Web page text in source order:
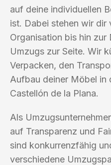
auf deine individuellen
ist. Dabei stehen wir dir
Organisation bis hin zur
Umzugs zur Seite. Wir
Verpacken, den
Aufbau deiner Möbel in
Castellón de la Plana.
Als
auf Transparenz und
sind konkurrenzfähig
verschiedene